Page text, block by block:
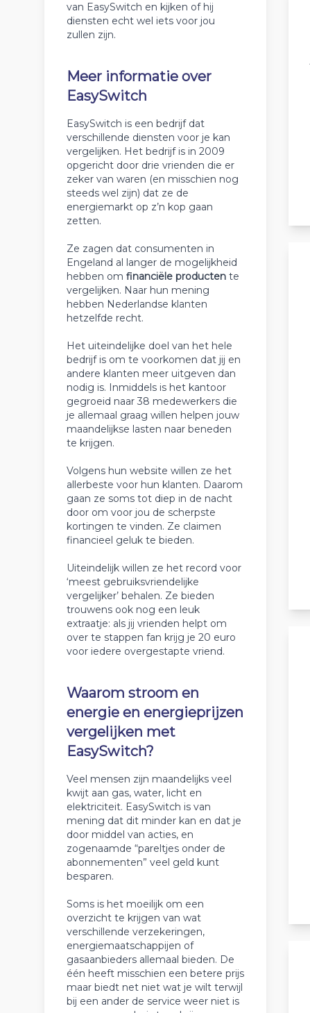
van EasySwitch en kijken of hij
diensten echt wel iets voor jou
zullen zijn.
Meer informatie over
EasySwitch
EasySwitch is een bedrijf dat
verschillende diensten voor je kan
vergelijken. Het bedrijf is in 2009
opgericht door drie vrienden die er
zeker van waren (en misschien nog
steeds wel zijn) dat ze de
energiemarkt op z’n kop gaan
zetten.
Ze zagen dat consumenten in
Engeland al langer de mogelijkheid
hebben om financiële producten te
vergelijken. Naar hun mening
hebben Nederlandse klanten
hetzelfde recht.
Het uiteindelijke doel van het hele
bedrijf is om te voorkomen dat jij en
andere klanten meer uitgeven dan
nodig is. Inmiddels is het kantoor
gegroeid naar 38 medewerkers die
je allemaal graag willen helpen jouw
maandelijkse lasten naar beneden
te krijgen.
Volgens hun website willen ze het
allerbeste voor hun klanten. Daarom
gaan ze soms tot diep in de nacht
door om voor jou de scherpste
kortingen te vinden. Ze claimen
financieel geluk te bieden.
Uiteindelijk willen ze het record voor
‘meest gebruiksvriendelijke
vergelijker’ behalen. Ze bieden
trouwens ook nog een leuk
extraatje: als jij vrienden helpt om
over te stappen fan krijg je 20 euro
voor iedere overgestapte vriend.
Waarom stroom en
energie en energieprijzen
vergelijken met
EasySwitch?
Veel mensen zijn maandelijks veel
kwijt aan gas, water, licht en
elektriciteit. EasySwitch is van
mening dat dit minder kan en dat je
door middel van acties, en
zogenaamde “pareltjes onder de
abonnementen” veel geld kunt
besparen.
Soms is het moeilijk om een
overzicht te krijgen van wat
verschillende verzekeringen,
energiemaatschappijen of
gasaanbieders allemaal bieden. De
één heeft misschien een betere prijs
maar biedt net niet wat je wilt terwijl
bij een ander de service weer niet is